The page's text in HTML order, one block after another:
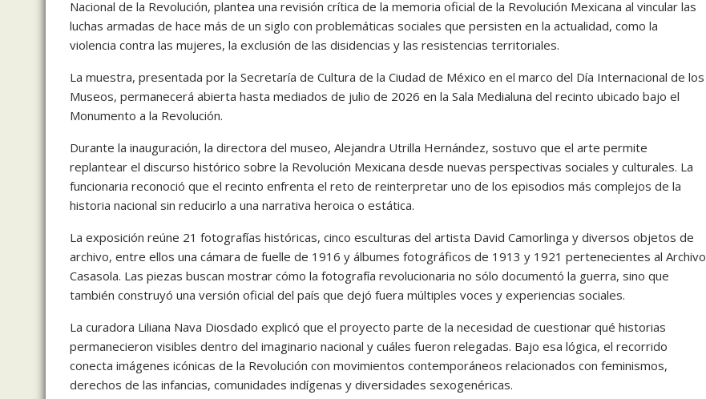
Nacional de la Revolución, plantea una revisión crítica de la memoria oficial de la Revolución Mexicana al vincular las
luchas armadas de hace más de un siglo con problemáticas sociales que persisten en la actualidad, como la
violencia contra las mujeres, la exclusión de las disidencias y las resistencias territoriales.
La muestra, presentada por la Secretaría de Cultura de la Ciudad de México en el marco del Día Internacional de los
Museos, permanecerá abierta hasta mediados de julio de 2026 en la Sala Medialuna del recinto ubicado bajo el
Monumento a la Revolución.
Durante la inauguración, la directora del museo, Alejandra Utrilla Hernández, sostuvo que el arte permite
replantear el discurso histórico sobre la Revolución Mexicana desde nuevas perspectivas sociales y culturales. La
funcionaria reconoció que el recinto enfrenta el reto de reinterpretar uno de los episodios más complejos de la
historia nacional sin reducirlo a una narrativa heroica o estática.
La exposición reúne 21 fotografías históricas, cinco esculturas del artista David Camorlinga y diversos objetos de
archivo, entre ellos una cámara de fuelle de 1916 y álbumes fotográficos de 1913 y 1921 pertenecientes al Archivo
Casasola. Las piezas buscan mostrar cómo la fotografía revolucionaria no sólo documentó la guerra, sino que
también construyó una versión oficial del país que dejó fuera múltiples voces y experiencias sociales.
La curadora Liliana Nava Diosdado explicó que el proyecto parte de la necesidad de cuestionar qué historias
permanecieron visibles dentro del imaginario nacional y cuáles fueron relegadas. Bajo esa lógica, el recorrido
conecta imágenes icónicas de la Revolución con movimientos contemporáneos relacionados con feminismos,
derechos de las infancias, comunidades indígenas y diversidades sexogenéricas.